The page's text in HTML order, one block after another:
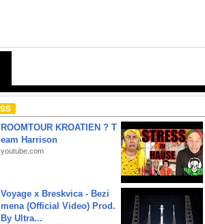
ROOMTOUR KROATIEN ? T
eam Harrison
youtube.com
Voyage x Breskvica - Bezi
mena (Official Video) Prod.
By Ultra...